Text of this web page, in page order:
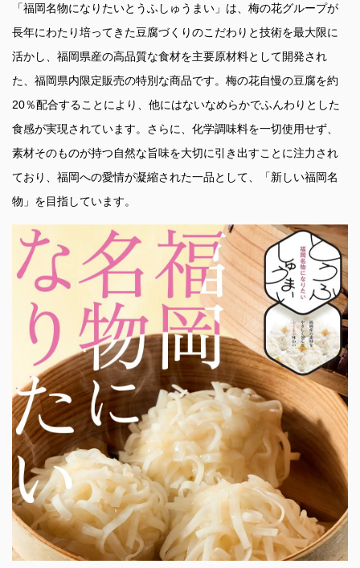
「福岡名物になりたいとうふしゅうまい」は、梅の花グループが
長年にわたり培ってきた豆腐づくりのこだわりと技術を最大限に
活かし、福岡県産の高品質な食材を主要原材料として開発され
た、福岡県内限定販売の特別な商品です。梅の花自慢の豆腐を約
20％配合することにより、他にはないなめらかでふんわりとした
食感が実現されています。さらに、化学調味料を一切使用せず、
素材そのものが持つ自然な旨味を大切に引き出すことに注力され
ており、福岡への愛情が凝縮された一品として、「新しい福岡名
物」を目指しています。